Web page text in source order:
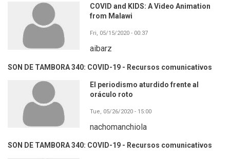
COVID and KIDS: A Video Animation
from Malawi
Fri, 05/15/2020 - 00:37
aibarz
SON DE TAMBORA 340: COVID-19 - Recursos comunicativos
El periodismo aturdido frente al
oráculo roto
Tue, 05/26/2020 - 15:00
nachomanchiola
SON DE TAMBORA 340: COVID-19 - Recursos comunicativos